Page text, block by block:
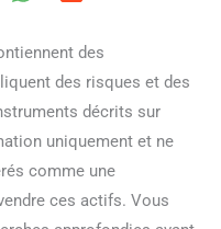
des
des risques et des
décrits sur
uniquement et ne
comme une
ces actifs. Vous